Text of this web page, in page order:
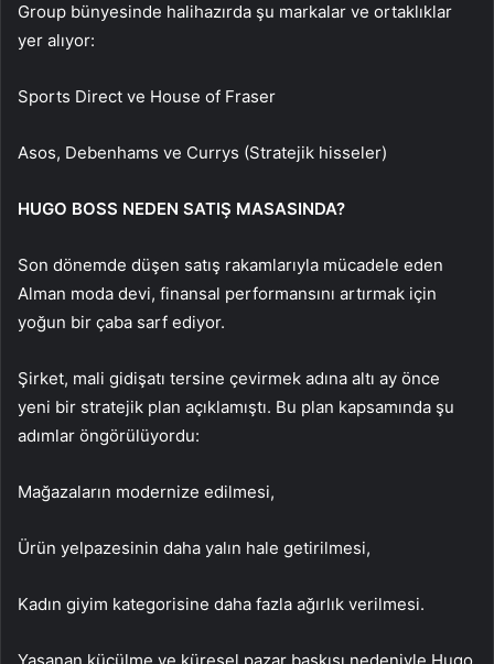
Group bünyesinde halihazırda şu markalar ve ortaklıklar
yer alıyor:
Sports Direct ve House of Fraser
Asos, Debenhams ve Currys (Stratejik hisseler)
HUGO BOSS NEDEN SATIŞ MASASINDA?
Son dönemde düşen satış rakamlarıyla mücadele eden
Alman moda devi, finansal performansını artırmak için
yoğun bir çaba sarf ediyor.
Şirket, mali gidişatı tersine çevirmek adına altı ay önce
yeni bir stratejik plan açıklamıştı. Bu plan kapsamında şu
adımlar öngörülüyordu:
Mağazaların modernize edilmesi,
Ürün yelpazesinin daha yalın hale getirilmesi,
Kadın giyim kategorisine daha fazla ağırlık verilmesi.